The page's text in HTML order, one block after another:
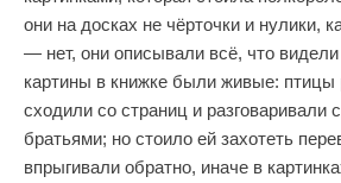
они на досках не чёрточки и нулики,
— нет, они описывали всё, что
картины в книжке были живые:
сходили со страниц и разговаривали
братьями; но стоило ей захотеть
впрыгивали обратно, иначе в